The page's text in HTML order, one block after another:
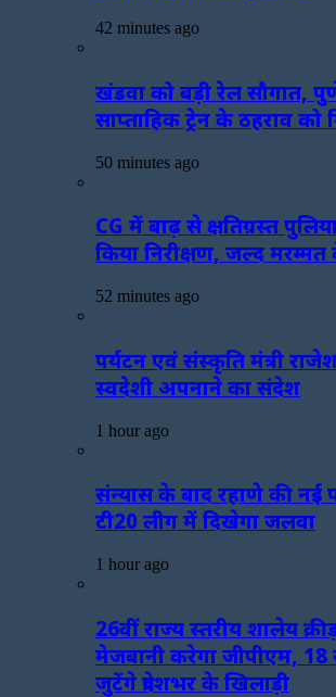
42 minutes ago
खंडवा को बड़ी रेल सौगात,
साप्ताहिक ट्रेन के ठहराव को
50 minutes ago
CG में बाढ़ से क्षतिग्रस्त
किया निरीक्षण, जल्द मरम्मत
52 minutes ago
पर्यटन एवं संस्कृति मंत्री
स्वदेशी अपनाने का संदेश
1 hour ago
संन्यास के बाद रहाणे की नई
टी20 लीग में दिखेगा जलवा
1 hour ago
26वीं राज्य स्तरीय शालेय
मेजबानी करेगा जीपीएम,
जुटेंगे प्रदेशभर के खिलाड़ी